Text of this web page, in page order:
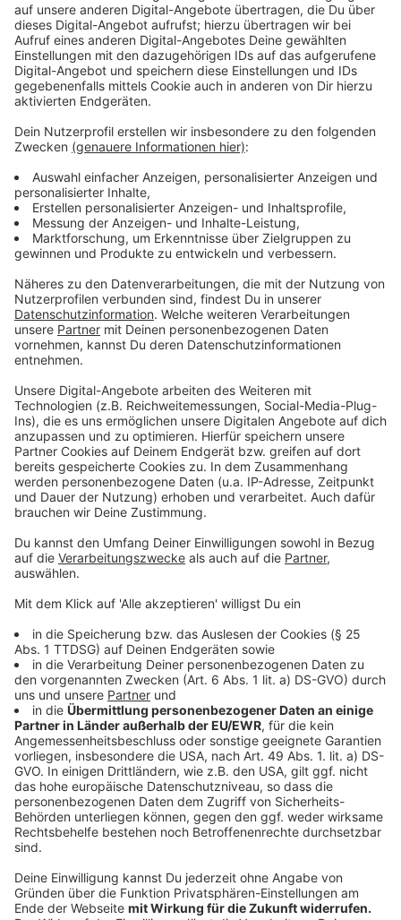
Der Ausschuss ist notwendig, weil Deutschland beim
Einsparen von Treibhausgasen die eigenen und die EU-
Ziele nicht einhält und für viele Bereiche auch kein
Konzept vorliegt, wie sich das in den kommenden
Jahren ändern kann.
Anzeige
Der Entwurf eines Klimaschutzgesetzes, den Schulze
vorgelegt hat, stößt in der Union auf viel Widerstand.
Zeitlich befristet ist der Kabinettsausschuss nicht.
Gesetzliche Regelungen sollen aber laut
Koalitionsvertrag noch 2019 verabschiedet werden.
Anzeige
Mit dabei sind neben Schulze auch Kanzlerin Angela
Merkel (CDU) als Vorsitzende, Vizekanzler und
Finanzminister Olaf Scholz (SPD), Bauminister Horst
Seehofer (CSU), Verkehrsminister Andreas Scheuer
(CSU), Agrarministerin Julia Klöckner (CDU),
Wirtschaftsminister Peter Altmaier (CDU),
Kanzleramtschef Helge Braun (CDU) sowie
Staatssekretär Steffen Seibert, der Sprecher der
Bundesregierung. Andere Mitglieder der
um ihre Zuständigkeiten geht.
Anzeige
Schulzes Entwurf für ein Klimaschutzgesetz sieht vor,
die Ziele fürs Treibhausgas-Sparen der einzelnen
Sektoren - etwa Gebäude, Verkehr oder
Landwirtschaft - vom bisherigen Klimaschutzplan in
ein Gesetz zu überführen. Der Entwurf schreibt den
Sektoren nicht vor, wie sie ihre Ziele erreichen sollen,
nimmt aber die Fachminister in die Verantwortung:
Emissionsrechte kaufen muss, weil es die
verbindlichen EU-Ziele reißt, sollen sie anteilig aus